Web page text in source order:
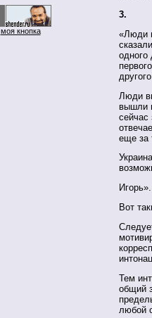
моя кнопка
3.
«Люди
одного
Люди
вышли
сейчас
еще за
Игорь».
Вот
Тем
общий
любой